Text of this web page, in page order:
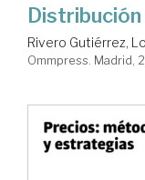
Rivero Gutiérrez,
Ommpress. Madrid,